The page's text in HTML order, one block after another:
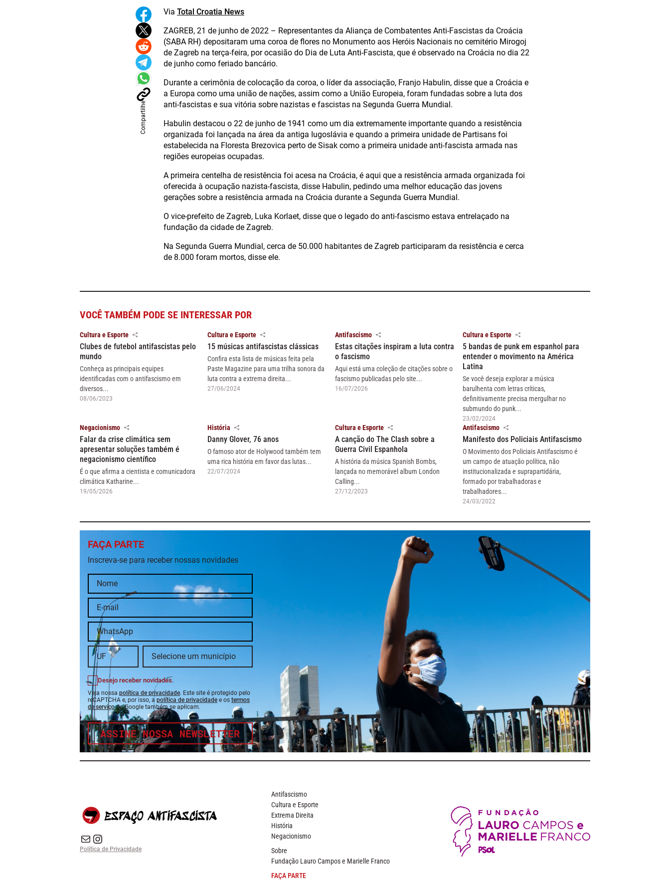
Compartilhe
Via Total Croatia News
ZAGREB, 21 de junho de 2022 – Representantes da Aliança de Combatentes Anti-Fascistas da Croácia
(SABA RH) depositaram uma coroa de flores no Monumento aos Heróis Nacionais no cemitério Mirogoj
de Zagreb na terça-feira, por ocasião do Dia de Luta Anti-Fascista, que é observado na Croácia no dia 22
de junho como feriado bancário.
Durante a cerimônia de colocação da coroa, o líder da associação, Franjo Habulin, disse que a Croácia e
a Europa como uma união de nações, assim como a União Europeia, foram fundadas sobre a luta dos
anti-fascistas e sua vitória sobre nazistas e fascistas na Segunda Guerra Mundial.
Habulin destacou o 22 de junho de 1941 como um dia extremamente importante quando a resistência
organizada foi lançada na área da antiga Iugoslávia e quando a primeira unidade de Partisans foi
estabelecida na Floresta Brezovica perto de Sisak como a primeira unidade anti-fascista armada nas
regiões europeias ocupadas.
A primeira centelha de resistência foi acesa na Croácia, é aqui que a resistência armada organizada foi
oferecida à ocupação nazista-fascista, disse Habulin, pedindo uma melhor educação das jovens
gerações sobre a resistência armada na Croácia durante a Segunda Guerra Mundial.
O vice-prefeito de Zagreb, Luka Korlaet, disse que o legado do anti-fascismo estava entrelaçado na
fundação da cidade de Zagreb.
Na Segunda Guerra Mundial, cerca de 50.000 habitantes de Zagreb participaram da resistência e cerca
de 8.000 foram mortos, disse ele.
VOCÊ TAMBÉM PODE SE INTERESSAR POR
Cultura e Esporte
Clubes de futebol antifascistas pelo
mundo
Conheça as principais equipes
identificadas com o antifascismo em
diversos...
08/06/2023
Cultura e Esporte
15 músicas antifascistas clássicas
Confira esta lista de músicas feita pela
Paste Magazine para uma trilha sonora da
luta contra a extrema direita...
27/06/2024
Antifascismo
Estas citações inspiram a luta contra
o fascismo
Aqui está uma coleção de citações sobre o
fascismo publicadas pelo site...
16/07/2026
Cultura e Esporte
5 bandas de punk em espanhol para
entender o movimento na América
Latina
Se você deseja explorar a música
barulhenta com letras críticas,
definitivamente precisa mergulhar no
submundo do punk...
23/02/2024
Negacionismo
Falar da crise climática sem
apresentar soluções também é
negacionismo científico
É o que afirma a cientista e comunicadora
climática Katharine...
19/05/2026
História
Danny Glover, 76 anos
O famoso ator de Holywood também tem
uma rica história em favor das lutas...
22/07/2024
Cultura e Esporte
A canção do The Clash sobre a
Guerra Civil Espanhola
A história da música Spanish Bombs,
lançada no memorável album London
Calling...
27/12/2023
Antifascismo
Manifesto dos Policiais Antifascismo
O Movimento dos Policiais Antifascismo é
um campo de atuação política, não
institucionalizada e suprapartidária,
formado por trabalhadoras e
trabalhadores...
24/03/2022
FAÇA PARTE
Inscreva-se para receber nossas novidades
Desejo receber novidades.
Veja nossa política de privacidade. Este site é protegido pelo
reCAPTCHA e, por isso, a política de privacidade e os termos
de serviçodo Google também se aplicam.
ASSINE NOSSA NEWSLETTER
E-mail Instagram do Espaço Antifascista
Política de Privacidade
Antifascismo
Cultura e Esporte
Extrema Direita
História
Negacionismo
Sobre
Fundação Lauro Campos e Marielle Franco
FAÇA PARTE